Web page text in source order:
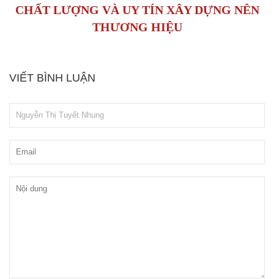
CHẤT LƯỢNG VÀ UY TÍN XÂY DỰNG NÊN
THƯƠNG HIỆU
VIẾT BÌNH LUẬN